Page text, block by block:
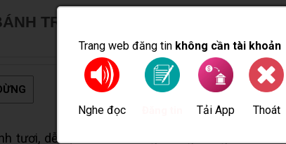
Trang web đăng tin không cần tài khoản
Nghe đọc Tải App Thoát
TRUNG THU DÙNG GÓI HÚT
CẦN THƠ INFO
tươi, dễ bị ẩm mốc trong thời gian ngắn nếu